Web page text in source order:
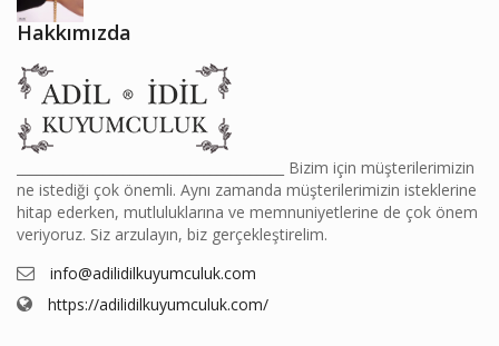
Hakkımızda
________________________________________ Bizim için müşterilerimizin
ne istediği çok önemli. Aynı zamanda müşterilerimizin isteklerine
hitap ederken, mutluluklarına ve memnuniyetlerine de çok önem
veriyoruz. Siz arzulayın, biz gerçekleştirelim.
info@adilidilkuyumculuk.com
https://adilidilkuyumculuk.com/